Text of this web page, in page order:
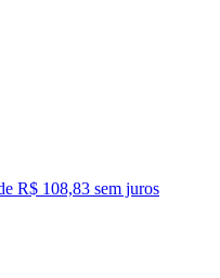
R$ 108,83 sem juros